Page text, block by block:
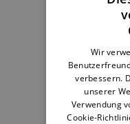
Wir
verbessern.
unserer
Verwendung
Cookie-